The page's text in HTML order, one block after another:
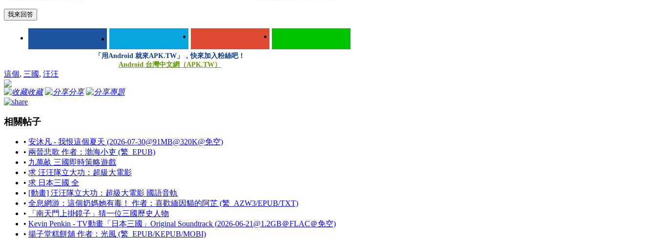
我來回答
「用Android 就來APK.TW」，快來加入粉絲吧！
Android 台灣中文網（APK.TW）
這個, 三國, 汪汪
收藏 分享 專題
相關帖子
• 安沐凡 - 我恨這個夏天 (2026-07-30@91MB@320K@免空)
• 兩晉悲歌 作者：渤海小吏 (繁_EPUB)
• 九萬畝 三國即時策略遊戲
• 求 汪汪隊立大功：超級大電影
• 求 日本三國 全
• [動畫] 汪汪隊立大功：超級大電影 國語音軌
• 全息網游：這個奶媽她有毒！ 作者：喜歡緬因貓的阿芷 (繁_AZW3/EPUB/TXT)
•
「南天門上掛鏡子」猜一位三國歷史人物
• Kevin Penkin - TV動畫「日本三國」Original Soundtrack (2026-06-21@1.2GB＠FLAC＠免空)
• 揚子堂糕餅舖 作者：光風 (繁_EPUB/KEPUB/MOBI)